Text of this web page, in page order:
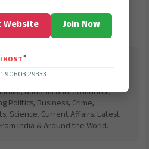
Publishing Platform
National & International,
Politics, Business, Crime,
Science, Current Affairs. Latest
India & Around the World.
Website Join Now
HOST®
90603 29333